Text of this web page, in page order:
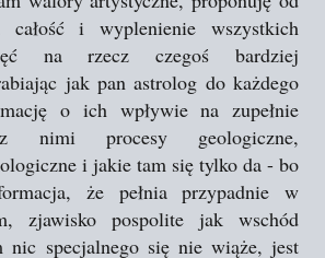
i wyplenienie wszystkich
na rzecz czegoś bardziej
jak pan astrolog do każdego
o ich wpływie na zupełnie
z nimi procesy geologiczne,
i jakie tam się tylko da - bo
że pełnia przypadnie w
zjawisko pospolite jak wschód
nic specjalnego się nie wiąże, jest